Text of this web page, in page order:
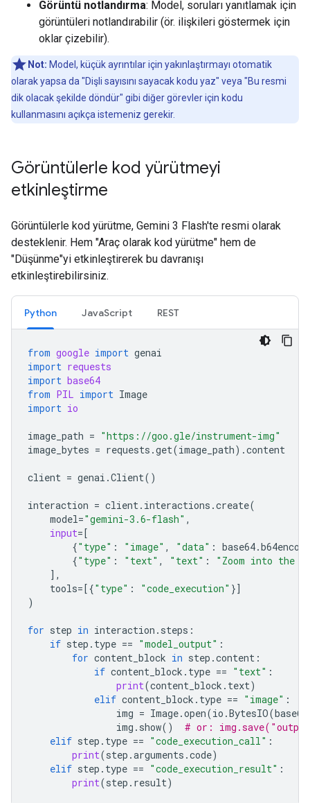
Görüntü notlandırma: Model, soruları yanıtlamak için
görüntüleri notlandırabilir (ör. ilişkileri göstermek için
oklar çizebilir).
Not: Model, küçük ayrıntılar için yakınlaştırmayı otomatik
olarak yapsa da "Dişli sayısını sayacak kodu yaz" veya "Bu resmi
dik olacak şekilde döndür" gibi diğer görevler için kodu
kullanmasını açıkça istemeniz gerekir.
Görüntülerle kod yürütmeyi
etkinleştirme
Görüntülerle kod yürütme, Gemini 3 Flash'te resmi olarak
desteklenir. Hem "Araç olarak kod yürütme" hem de
"Düşünme"yi etkinleştirerek bu davranışı
etkinleştirebilirsiniz.
Python JavaScript REST
from google import genai
import requests
import base64
from PIL import Image
import io
image_path = "https://goo.gle/instrument-img"
image_bytes = requests .get(image_path) .content
client = genai .Client()
interaction = client. interactions .create(
model="gemini-3.6-flash" ,
input=[
{"type" : "image" , "data" : base64.b64encode
{"type" : "text" , "text" :
"Zoom into the
],
tools=[{"type" : "code_execution" }]
)
for step in interaction . steps :
if step . type == "model_output" :
for content_block in step .content :
if content_block . type == "text" :
print(content_block . text)
elif content_block . type == "image" :
img = Image.open(io .BytesIO(base64
img . show()
# or:
elif step . type == "code_execution_call" :
print(step .arguments .code)
elif step . type == "code_execution_result" :
print(step . result)